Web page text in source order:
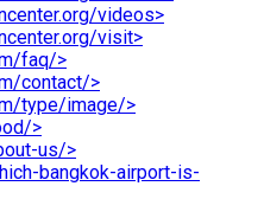
videos>
visit>
faq/>
contact/>
type/image/>
>
us/>
bangkok-airport-is-